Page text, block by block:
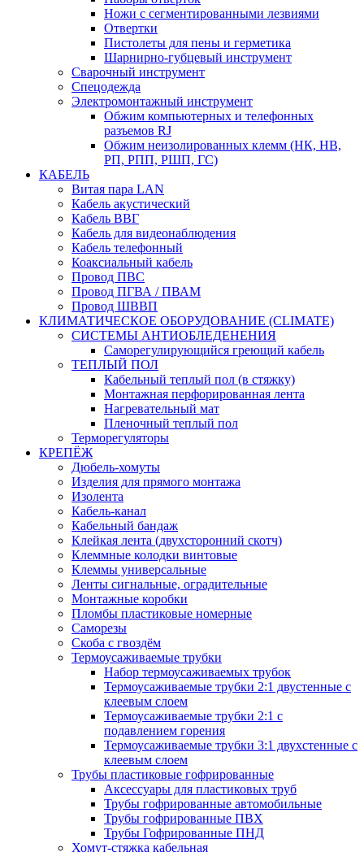
Ножи с сегментированными лезвиями
Отвертки
Пистолеты для пены и герметика
Шарнирно-губцевый инструмент
Сварочный инструмент
Спецодежда
Электромонтажный инструмент
Обжим компьютерных и телефонных
разъемов RJ
Обжим неизолированных клемм (НК, НВ,
РП, РПП, РШП, ГС)
КАБЕЛЬ
Витая пара LAN
Кабель акустический
Кабель ВВГ
Кабель для видеонаблюдения
Кабель телефонный
Коаксиальный кабель
Провод ПВС
Провод ПГВА / ПВАМ
Провод ШВВП
КЛИМАТИЧЕСКОЕ ОБОРУДОВАНИЕ (CLIMATE)
СИСТЕМЫ АНТИОБЛЕДЕНЕНИЯ
Саморегулирующийся греющий кабель
ТЕПЛЫЙ ПОЛ
Кабельный теплый пол (в стяжку)
Монтажная перфорированная лента
Нагревательный мат
Пленочный теплый пол
Терморегуляторы
КРЕПЁЖ
Дюбель-хомуты
Изделия для прямого монтажа
Изолента
Кабель-канал
Кабельный бандаж
Клейкая лента (двухсторонний скотч)
Клеммные колодки винтовые
Клеммы универсальные
Ленты сигнальные, оградительные
Монтажные коробки
Пломбы пластиковые номерные
Саморезы
Скоба с гвоздём
Термоусаживаемые трубки
Набор термоусаживаемых трубок
Термоусаживаемые трубки 2:1 двустенные с
клеевым слоем
Термоусаживаемые трубки 2:1 с
подавлением горения
Термоусаживаемые трубки 3:1 двухстенные с
клеевым слоем
Трубы пластиковые гофрированные
Аксессуары для пластиковых труб
Трубы гофрированные автомобильные
Трубы гофрированные ПВХ
Трубы Гофрированные ПНД
Хомут-стяжка кабельная